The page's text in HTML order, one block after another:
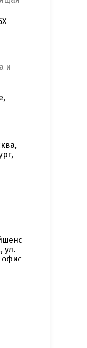
и
ул.
офис